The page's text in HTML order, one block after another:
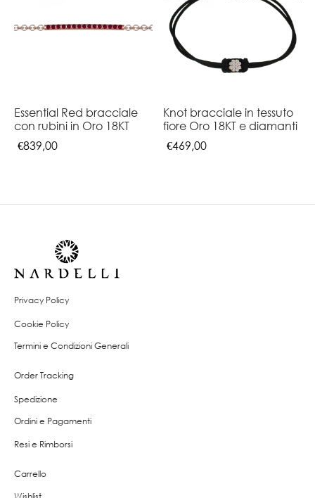
Essential Red bracciale
con rubini in Oro 18KT
€839,00
Knot bracciale in tessuto
fiore Oro 18KT e diamanti
€469,00
Privacy Policy
Cookie Policy
Termini e Condizioni Generali
Order Tracking
Spedizione
Ordini e Pagamenti
Resi e Rimborsi
Carrello